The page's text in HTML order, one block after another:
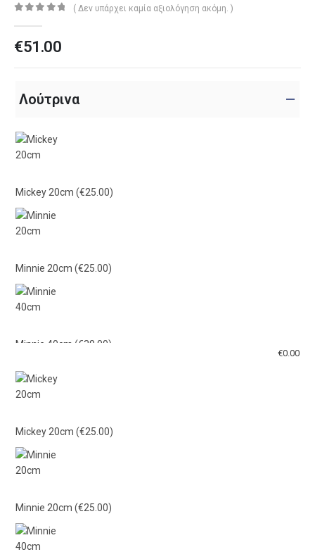
( Δεν υπάρχει καμία αξιολόγηση ακόμη. )
€51.00
Λούτρινα
Mickey 20cm (€25.00)
Minnie 20cm (€25.00)
Minnie 40cm (€38.00)
€0.00
Mickey 20cm (€25.00)
Minnie 20cm (€25.00)